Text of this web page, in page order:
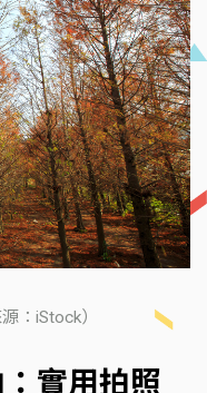
：iStock）
實用拍照